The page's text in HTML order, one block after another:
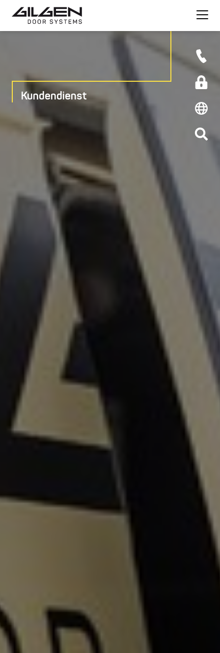
Kundendienst